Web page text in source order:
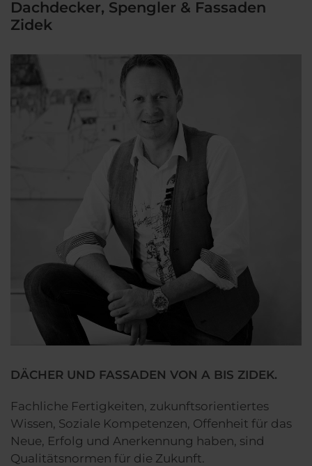
Dachdecker, Spengler & Fassaden
Zidek
DÄCHER UND FASSADEN VON A BIS ZIDEK.
Fachliche Fertigkeiten, zukunftsorientiertes
Wissen, Soziale Kompetenzen, Offenheit für das
Neue, Erfolg und Anerkennung haben, sind
Qualitätsnormen für die Zukunft.